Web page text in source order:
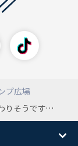
プ広場
効果的と感じられましたか？ 経験談をお聞きしたいです。 よろしくお願いします。